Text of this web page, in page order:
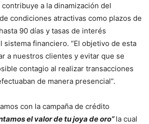
a la dinamización del
condiciones atractivas como plazos de
90 días y tasas de interés
sistema financiero. “El objetivo de esta
a nuestros clientes y evitar que se
contagio al realizar transacciones
de manera presencial”.
con la campaña de crédito
el valor de tu joya de oro”la cual